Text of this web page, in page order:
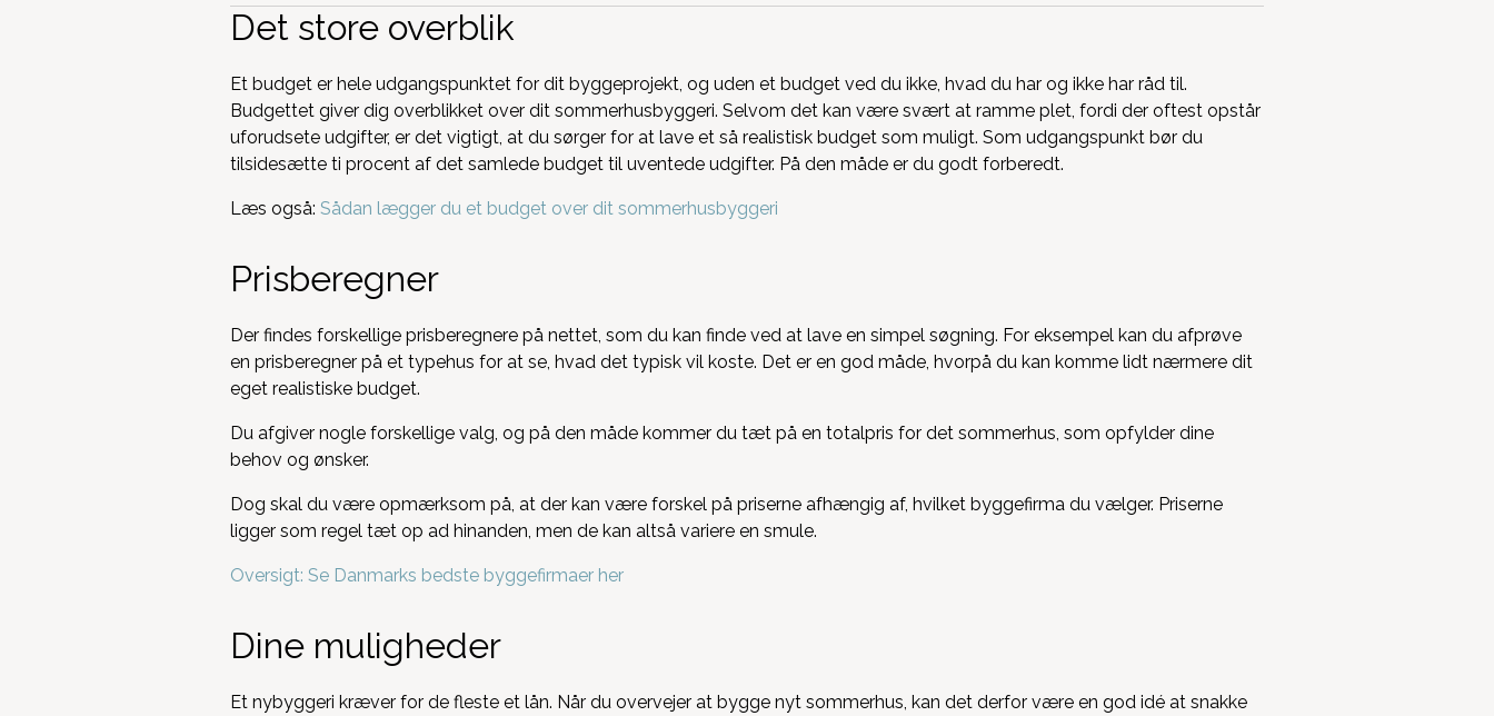
Det store overblik
Et budget er hele udgangspunktet for dit byggeprojekt, og uden et budget ved du ikke, hvad du har og ikke har råd til.
Budgettet giver dig overblikket over dit sommerhusbyggeri. Selvom det kan være svært at ramme plet, fordi der oftest opstår
uforudsete udgifter, er det vigtigt, at du sørger for at lave et så realistisk budget som muligt. Som udgangspunkt bør du
tilsidesætte ti procent af det samlede budget til uventede udgifter. På den måde er du godt forberedt.
Læs også: Sådan lægger du et budget over dit sommerhusbyggeri
Prisberegner
Der findes forskellige prisberegnere på nettet, som du kan finde ved at lave en simpel søgning. For eksempel kan du afprøve
en prisberegner på et typehus for at se, hvad det typisk vil koste. Det er en god måde, hvorpå du kan komme lidt nærmere dit
eget realistiske budget.
Du afgiver nogle forskellige valg, og på den måde kommer du tæt på en totalpris for det sommerhus, som opfylder dine
behov og ønsker.
Dog skal du være opmærksom på, at der kan være forskel på priserne afhængig af, hvilket byggefirma du vælger. Priserne
ligger som regel tæt op ad hinanden, men de kan altså variere en smule.
Oversigt: Se Danmarks bedste byggefirmaer her
Dine muligheder
Et nybyggeri kræver for de fleste et lån. Når du overvejer at bygge nyt sommerhus, kan det derfor være en god idé at snakke